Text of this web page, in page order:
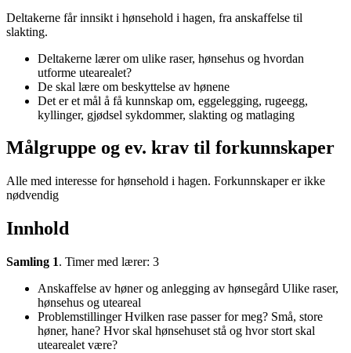
Deltakerne får innsikt i hønsehold i hagen, fra anskaffelse til
slakting.
Deltakerne lærer om ulike raser, hønsehus og hvordan
utforme utearealet?
De skal lære om beskyttelse av hønene
Det er et mål å få kunnskap om, eggelegging, rugeegg,
kyllinger, gjødsel sykdommer, slakting og matlaging
Målgruppe og ev. krav til forkunnskaper
Alle med interesse for hønsehold i hagen. Forkunnskaper er ikke
nødvendig
Innhold
Samling 1. Timer med lærer: 3
Anskaffelse av høner og anlegging av hønsegård Ulike raser,
hønsehus og uteareal
Problemstillinger Hvilken rase passer for meg? Små, store
høner, hane? Hvor skal hønsehuset stå og hvor stort skal
utearealet være?